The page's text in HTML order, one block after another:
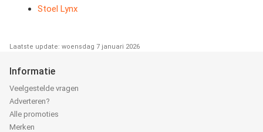
Stoel Lynx
Laatste update: woensdag 7 januari 2026
Informatie
Veelgestelde vragen
Adverteren?
Alle promoties
Merken